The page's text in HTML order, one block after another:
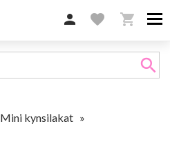
 favorite 
search
Mini kynsilakat »